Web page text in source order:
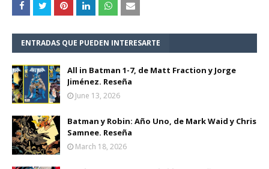
ENTRADAS QUE PUEDEN INTERESARTE
All in Batman 1-7, de Matt Fraction y Jorge
Jiménez. Reseña
June 13, 2026
Batman y Robin: Año Uno, de Mark Waid y Chris
Samnee. Reseña
March 18, 2026